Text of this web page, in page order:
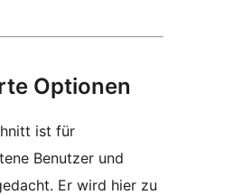
Optionen
ist für
Benutzer und
Er wird hier zu